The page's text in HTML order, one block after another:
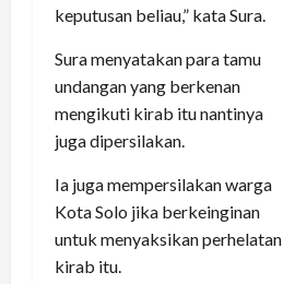
keputusan beliau,” kata Sura.
Sura menyatakan para tamu
undangan yang berkenan
mengikuti kirab itu nantinya
juga dipersilakan.
Ia juga mempersilakan warga
Kota Solo jika berkeinginan
untuk menyaksikan perhelatan
kirab itu.